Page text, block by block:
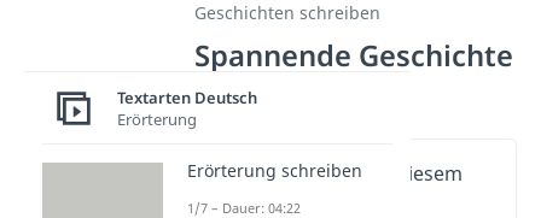
Geschichten schreiben
Spannende Geschichte
schreiben
Wichtige Inhalte in diesem
Video
Textarten Deutsch
Erörterung
Erörterung schreiben
1/7 – Dauer: 04:22